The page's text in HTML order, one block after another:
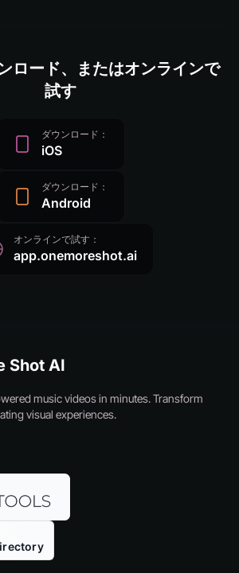
ロード、またはオンラインで
試す
ダウンロード：
iOS
ダウンロード：
Android
オンラインで試す：
app.onemoreshot.ai
Shot AI
music videos in minutes. Transform
visual experiences.